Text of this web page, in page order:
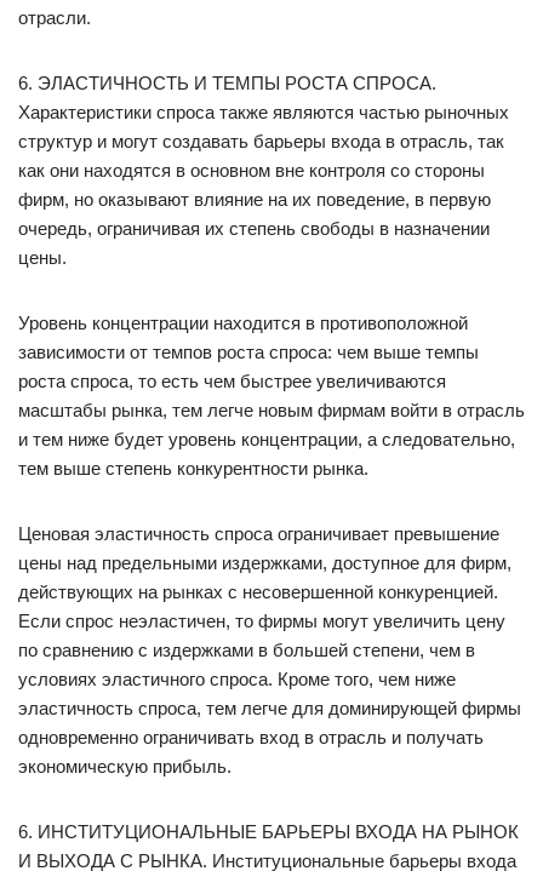
отрасли.
6. ЭЛАСТИЧНОСТЬ И ТЕМПЫ РОСТА СПРОСА.
Характеристики спроса также являются частью рыночных
структур и могут создавать барьеры входа в отрасль, так
как они находятся в основном вне контроля со стороны
фирм, но оказывают влияние на их поведение, в первую
очередь, ограничивая их степень свободы в назначении
цены.
Уровень концентрации находится в противоположной
зависимости от темпов роста спроса: чем выше темпы
роста спроса, то есть чем быстрее увеличиваются
масштабы рынка, тем легче новым фирмам войти в отрасль
и тем ниже будет уровень концентрации, а следовательно,
тем выше степень конкурентности рынка.
Ценовая эластичность спроса ограничивает превышение
цены над предельными издержками, доступное для фирм,
действующих на рынках с несовершенной конкуренцией.
Если спрос неэластичен, то фирмы могут увеличить цену
по сравнению с издержками в большей степени, чем в
условиях эластичного спроса. Кроме того, чем ниже
эластичность спроса, тем легче для доминирующей фирмы
одновременно ограничивать вход в отрасль и получать
экономическую прибыль.
6. ИНСТИТУЦИОНАЛЬНЫЕ БАРЬЕРЫ ВХОДА НА РЫНОК
И ВЫХОДА С РЫНКА. Институциональные барьеры входа